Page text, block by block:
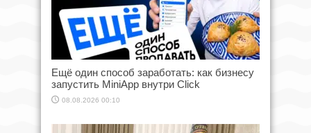
Ещё один способ заработать: как бизнесу
запустить MiniApp внутри Click
08.08.2026 00:10